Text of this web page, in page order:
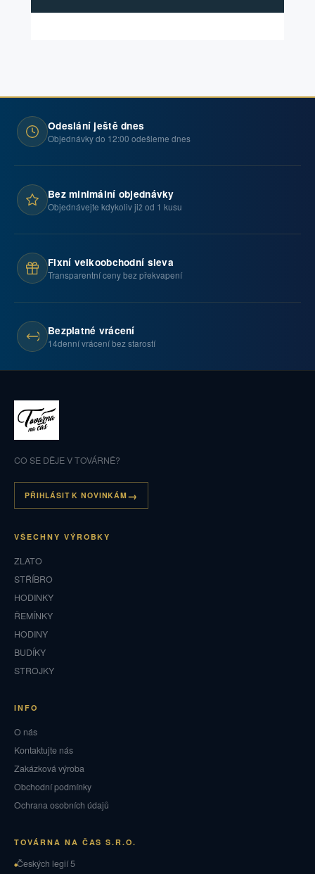
Odeslání ještě dnes
Objednávky do 12:00 odešleme dnes
Bez minimální objednávky
Objednávejte kdykoliv již od 1 kusu
Fixní velkoobchodní sleva
Transparentní ceny bez překvapení
Bezplatné vrácení
14denní vrácení bez starostí
CO SE DĚJE V TOVÁRNĚ?
PŘIHLÁSIT K NOVINKÁM
VŠECHNY VÝROBKY
ZLATO
STŘÍBRO
HODINKY
ŘEMÍNKY
HODINY
BUDÍKY
STROJKY
INFO
O nás
Kontaktujte nás
Zakázková výroba
Obchodní podmínky
Ochrana osobních údajů
TOVÁRNA NA ČAS S.R.O.
Českých legií 5